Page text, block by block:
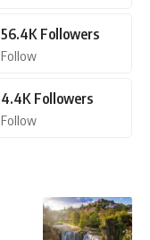
56.4K Followers
Follow
4.4K Followers
Follow